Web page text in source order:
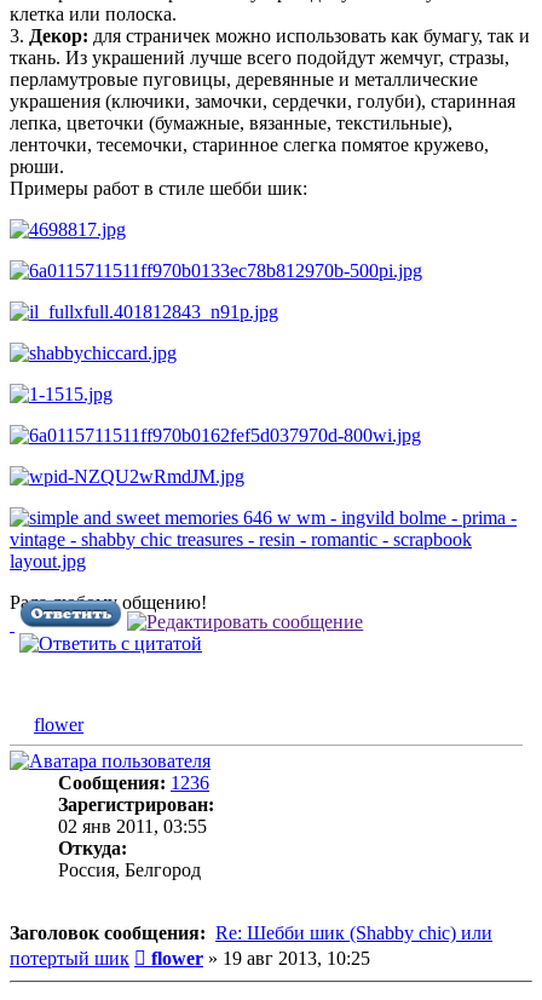
клетка или полоска.
3. Декор: для страничек можно использовать как бумагу, так и
ткань. Из украшений лучше всего подойдут жемчуг, стразы,
перламутровые пуговицы, деревянные и металлические
украшения (ключики, замочки, сердечки, голуби), старинная
лепка, цветочки (бумажные, вязанные, текстильные),
ленточки, тесемочки, старинное слегка помятое кружево,
рюши.
Примеры работ в стиле шебби шик:
Рада любому общению!
flower
Сообщения: 1236
Зарегистрирован:
02 янв 2011, 03:55
Откуда:
Россия, Белгород
Заголовок сообщения: Re: Шебби шик (Shabby chic) или
потертый шик
Сообщение
flower » 19 авг 2013, 10:25